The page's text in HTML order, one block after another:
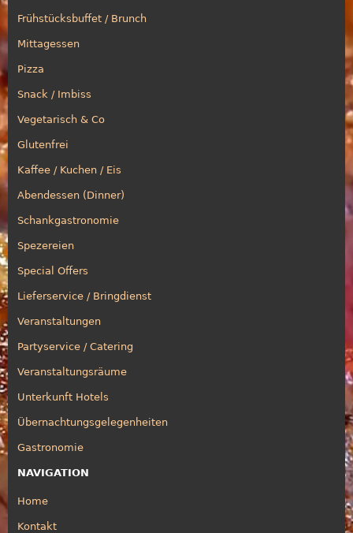
Frühstücksbuffet / Brunch
Mittagessen
Pizza
Snack / Imbiss
Vegetarisch & Co
Glutenfrei
Kaffee / Kuchen / Eis
Abendessen (Dinner)
Schankgastronomie
Spezereien
Special Offers
Lieferservice / Bringdienst
Veranstaltungen
Partyservice / Catering
Veranstaltungsräume
Unterkunft Hotels
Übernachtungsgelegenheiten
Gastronomie
NAVIGATION
Home
Kontakt